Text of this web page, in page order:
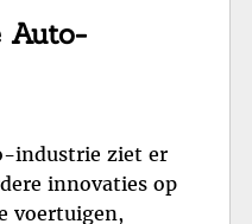
Auto-
industrie ziet er
innovaties op
voertuigen,